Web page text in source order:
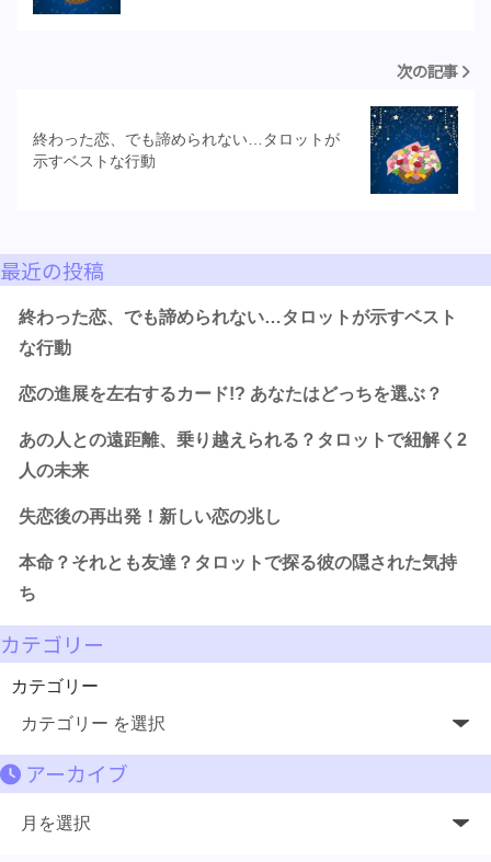
次の記事
終わった恋、でも諦められない…タロットが
示すベストな行動
最近の投稿
終わった恋、でも諦められない…タロットが示すベスト
な行動
恋の進展を左右するカード!? あなたはどっちを選ぶ？
あの人との遠距離、乗り越えられる？タロットで紐解く2
人の未来
失恋後の再出発！新しい恋の兆し
本命？それとも友達？タロットで探る彼の隠された気持
ち
カテゴリー
カテゴリー
アーカイブ